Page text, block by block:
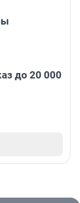
до 20 000